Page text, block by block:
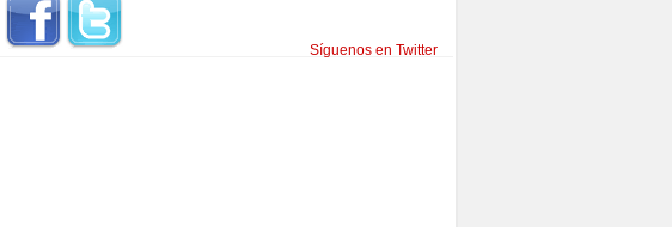
Síguenos en Twitter